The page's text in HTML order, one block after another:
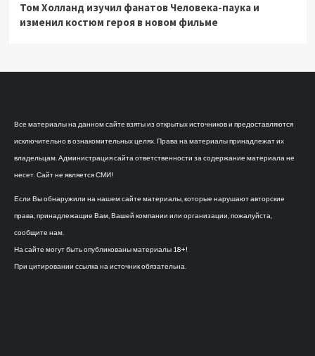
Том Холланд изучил фанатов Человека-паука и
изменил костюм героя в новом фильме
Все материалы на данном сайте взяты из открытых источников и предоставляются
исключительно в ознакомительных целях. Права на материалы принадлежат их
владельцам. Администрация сайта ответственности за содержание материала не
несет. Сайт не является СМИ!
Если Вы обнаружили на нашем сайте материалы, которые нарушают авторские
права, принадлежащие Вам, Вашей компании или организации, пожалуйста,
сообщите нам.
На сайте могут быть опубликованы материалы 18+!
При цитировании ссылка на источник обязательна.